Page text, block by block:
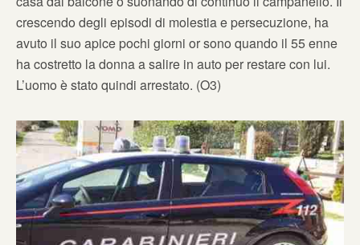
crescendo degli episodi di molestia e persecuzione, ha
avuto il suo apice pochi giorni or sono quando il 55 enne
ha costretto la donna a salire in auto per restare con lui.
L’uomo è stato quindi arrestato. (O3)